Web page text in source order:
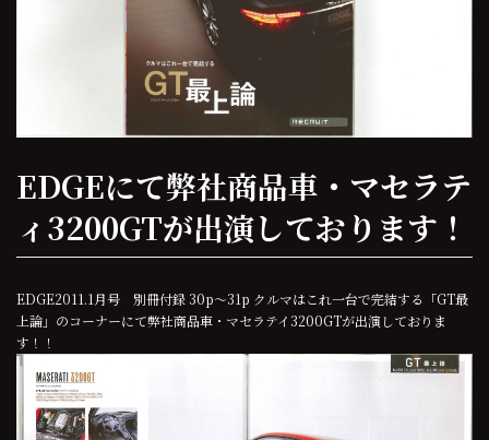
EDGEにて弊社商品車・マセラテ
ィ3200GTが出演しております！
EDGE2011.1月号 別冊付録 30p～31p クルマはこれ一台で完結する「GT最
上論」のコーナーにて弊社商品車・マセラテイ3200GTが出演しておりま
す！！